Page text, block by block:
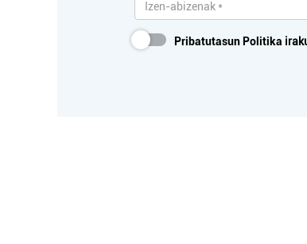
Pribatutasun Politika